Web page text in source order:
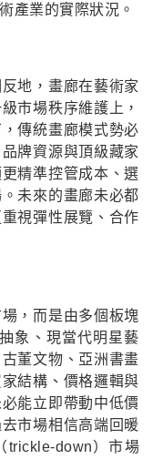
產業的實際狀況。
地，畫廊在藝術家
市場秩序維護上，
傳統畫廊模式勢必
牌資源與頂級藏家
精準控管成本、選
未來的畫廊未必都
視彈性展覽、合作
，而是由多個板塊
象、現當代明星藝
董文物、亞洲書畫
結構、價格邏輯與
能立即帶動中低價
市場相信高端回暖
trickle-down）市場